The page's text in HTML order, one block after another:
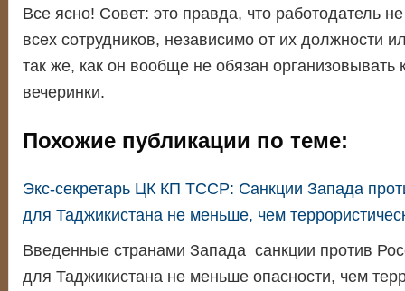
Все ясно! Совет: это правда, что работодатель
всех сотрудников, независимо от их должности
так же, как он вообще не обязан организовывать
вечеринки.
Похожие публикации по теме:
Экс-секретарь ЦК КП ТССР: Санкции Запада
для Таджикистана не меньше, чем
Введенные странами Запада санкции против
для Таджикистана не меньше опасности, чем